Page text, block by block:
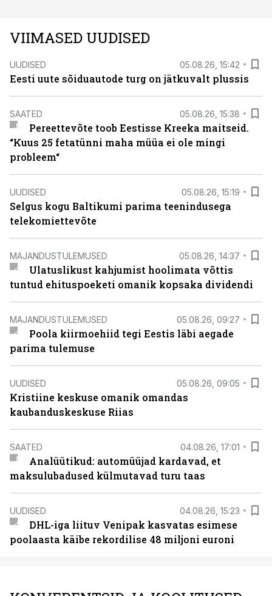
VIIMASED UUDISED
UUDISED 05.08.26, 15:42
Eesti uute sõiduautode turg on jätkuvalt plussis
SAATED 05.08.26, 15:38
Pereettevõte toob Eestisse Kreeka maitseid.
“Kuus 25 fetatünni maha müüa ei ole mingi
probleem“
UUDISED 05.08.26, 15:19
Selgus kogu Baltikumi parima teenindusega
telekomiettevõte
MAJANDUSTULEMUSED 05.08.26, 14:37
Ulatuslikust kahjumist hoolimata võttis
tuntud ehituspoeketi omanik kopsaka dividendi
MAJANDUSTULEMUSED 05.08.26, 09:27
Poola kiirmoehiid tegi Eestis läbi aegade
parima tulemuse
UUDISED 05.08.26, 09:05
Kristiine keskuse omanik omandas
kaubanduskeskuse Riias
SAATED 04.08.26, 17:01
Analüütikud: automüüjad kardavad, et
maksulubadused külmutavad turu taas
UUDISED 04.08.26, 15:23
DHL-iga liituv Venipak kasvatas esimese
poolaasta käibe rekordilise 48 miljoni euroni